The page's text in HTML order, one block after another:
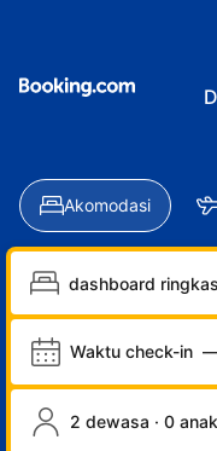
Akomodasi
Waktu check-in
2 dewasa · 0